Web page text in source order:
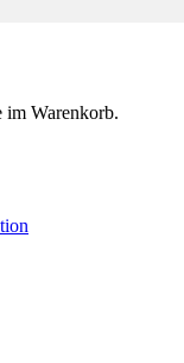
im Warenkorb.